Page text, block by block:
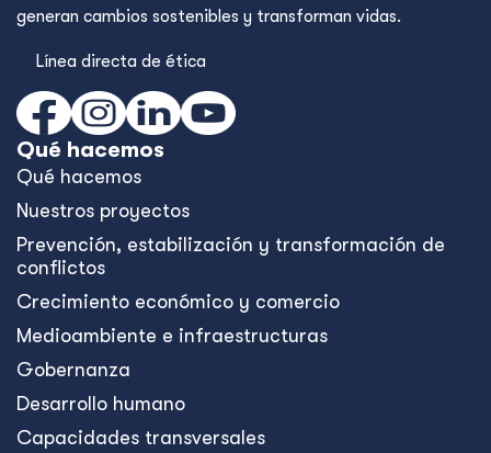
generan cambios sostenibles y transforman vidas.
Línea directa de ética
Qué hacemos
Qué hacemos
Nuestros proyectos
Prevención, estabilización y transformación de
conflictos
Crecimiento económico y comercio
Medioambiente e infraestructuras
Gobernanza
Desarrollo humano
Capacidades transversales